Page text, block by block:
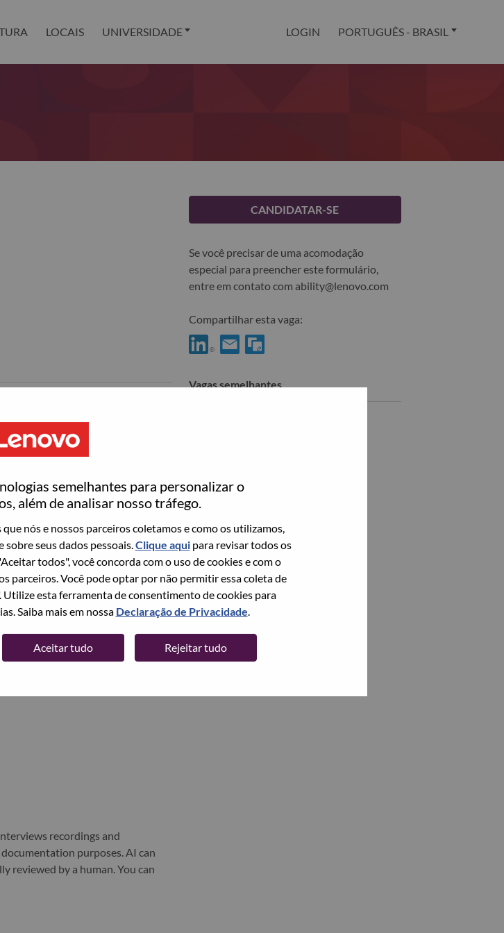
semelhantes para personalizar o
além de analisar nosso tráfego.
nós e nossos parceiros coletamos e como os utilizamos,
seus dados pessoais. Clique aquipara revisar todos os
todos", você concorda com o uso de cookies e com o
parceiros. Você pode optar por não permitir essa coleta de
esta ferramenta de consentimento de cookies para
Saiba mais em nossa Declaração de Privacidade
Aceitar tudo Rejeitar tudo
LOCAIS UNIVERSIDADE LOGIN PORTUGUÊS - BRASIL
customers.
#153 in the Fortune Global
on a bold vision to deliver
largest PC company with a full-
workstations, smartphones,
and software defined
in world-changing
for everyone, everywhere.
Limited (HKSE: 992) (ADR:
is building a more inclusive,
more visitwww.lenovo.com, and
recordings and
purposes. AI can
reviewed by a human. You can
CANDIDATAR-SE
Se você precisar de uma acomodação
especial para preencher este formulário,
entre em contato com ability@lenovo.com
Compartilhar esta vaga:
Vagas semelhantes